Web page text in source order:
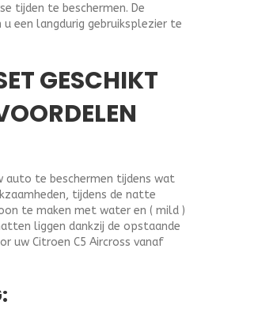
tijden te beschermen. De
een langdurig gebruiksplezier te
GESCHIKT
auto te beschermen tijdens wat
tijdens de natte
te maken met water en ( mild )
liggen dankzij de opstaande
uw Citroen C5 Aircross vanaf